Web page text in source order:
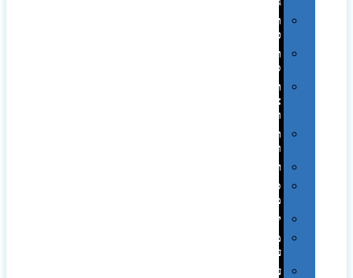
תיקי
טיולים
תיקי
ספורט
תיקי
ומכתביות
תערוכות
וכנסים
רמקולים
סוכריות
ממותגות
יודאיקה
מארזי
עטים
עטי